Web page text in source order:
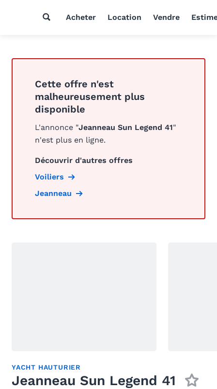
Acheter Location Vendre
Cette offre n'est
malheureusement plus
disponible
L'annonce "Jeanneau Sun Legend 41"
n'est plus en ligne.
Découvrir d'autres offres
Voiliers
Jeanneau
YACHT HAUTURIER
Jeanneau Sun Legend 41